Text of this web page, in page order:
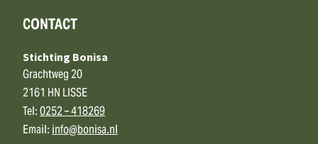
CONTACT
Stichting Bonisa
Grachtweg 20
2161 HN LISSE
Tel:0252 – 418269
Email:info@bonisa.nl